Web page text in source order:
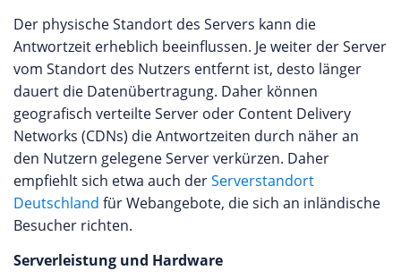
Der physische Standort des Servers kann die
Antwortzeit erheblich beeinflussen. Je weiter der Server
vom Standort des Nutzers entfernt ist, desto länger
dauert die Datenübertragung. Daher können
geografisch verteilte Server oder Content Delivery
Networks (CDNs) die Antwortzeiten durch näher an
den Nutzern gelegene Server verkürzen. Daher
empfiehlt sich etwa auch derServerstandort
Deutschland für Webangebote, die sich an inländische
Besucher richten.
Serverleistung und Hardware